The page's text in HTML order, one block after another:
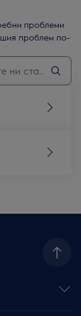
проблеми
проблем по-